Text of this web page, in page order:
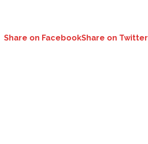
Share on FacebookShare on Twitter